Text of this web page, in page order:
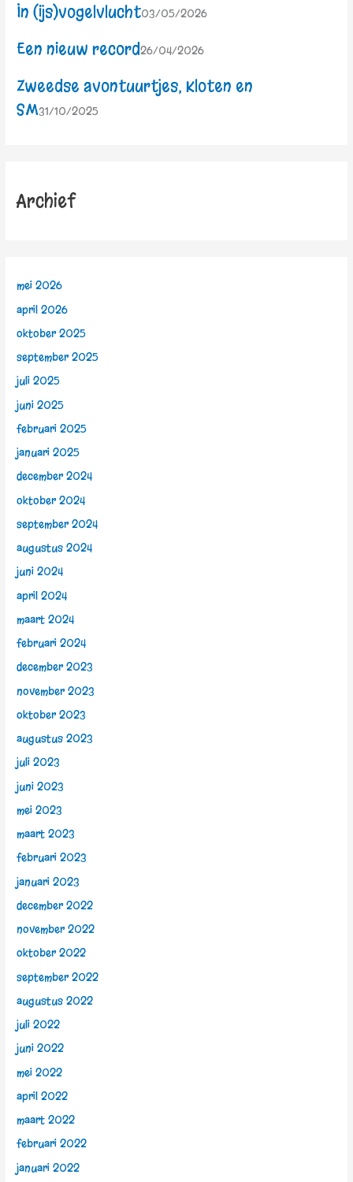
In (ijs)vogelvlucht03/05/2026
Een nieuw record26/04/2026
Zweedse avontuurtjes, Kloten en
SM31/10/2025
Archief
mei 2026
april 2026
oktober 2025
september 2025
juli 2025
juni 2025
februari 2025
januari 2025
december 2024
oktober 2024
september 2024
augustus 2024
juni 2024
april 2024
maart 2024
februari 2024
december 2023
november 2023
oktober 2023
augustus 2023
juli 2023
juni 2023
mei 2023
maart 2023
februari 2023
januari 2023
december 2022
november 2022
oktober 2022
september 2022
augustus 2022
juli 2022
juni 2022
mei 2022
april 2022
maart 2022
februari 2022
januari 2022